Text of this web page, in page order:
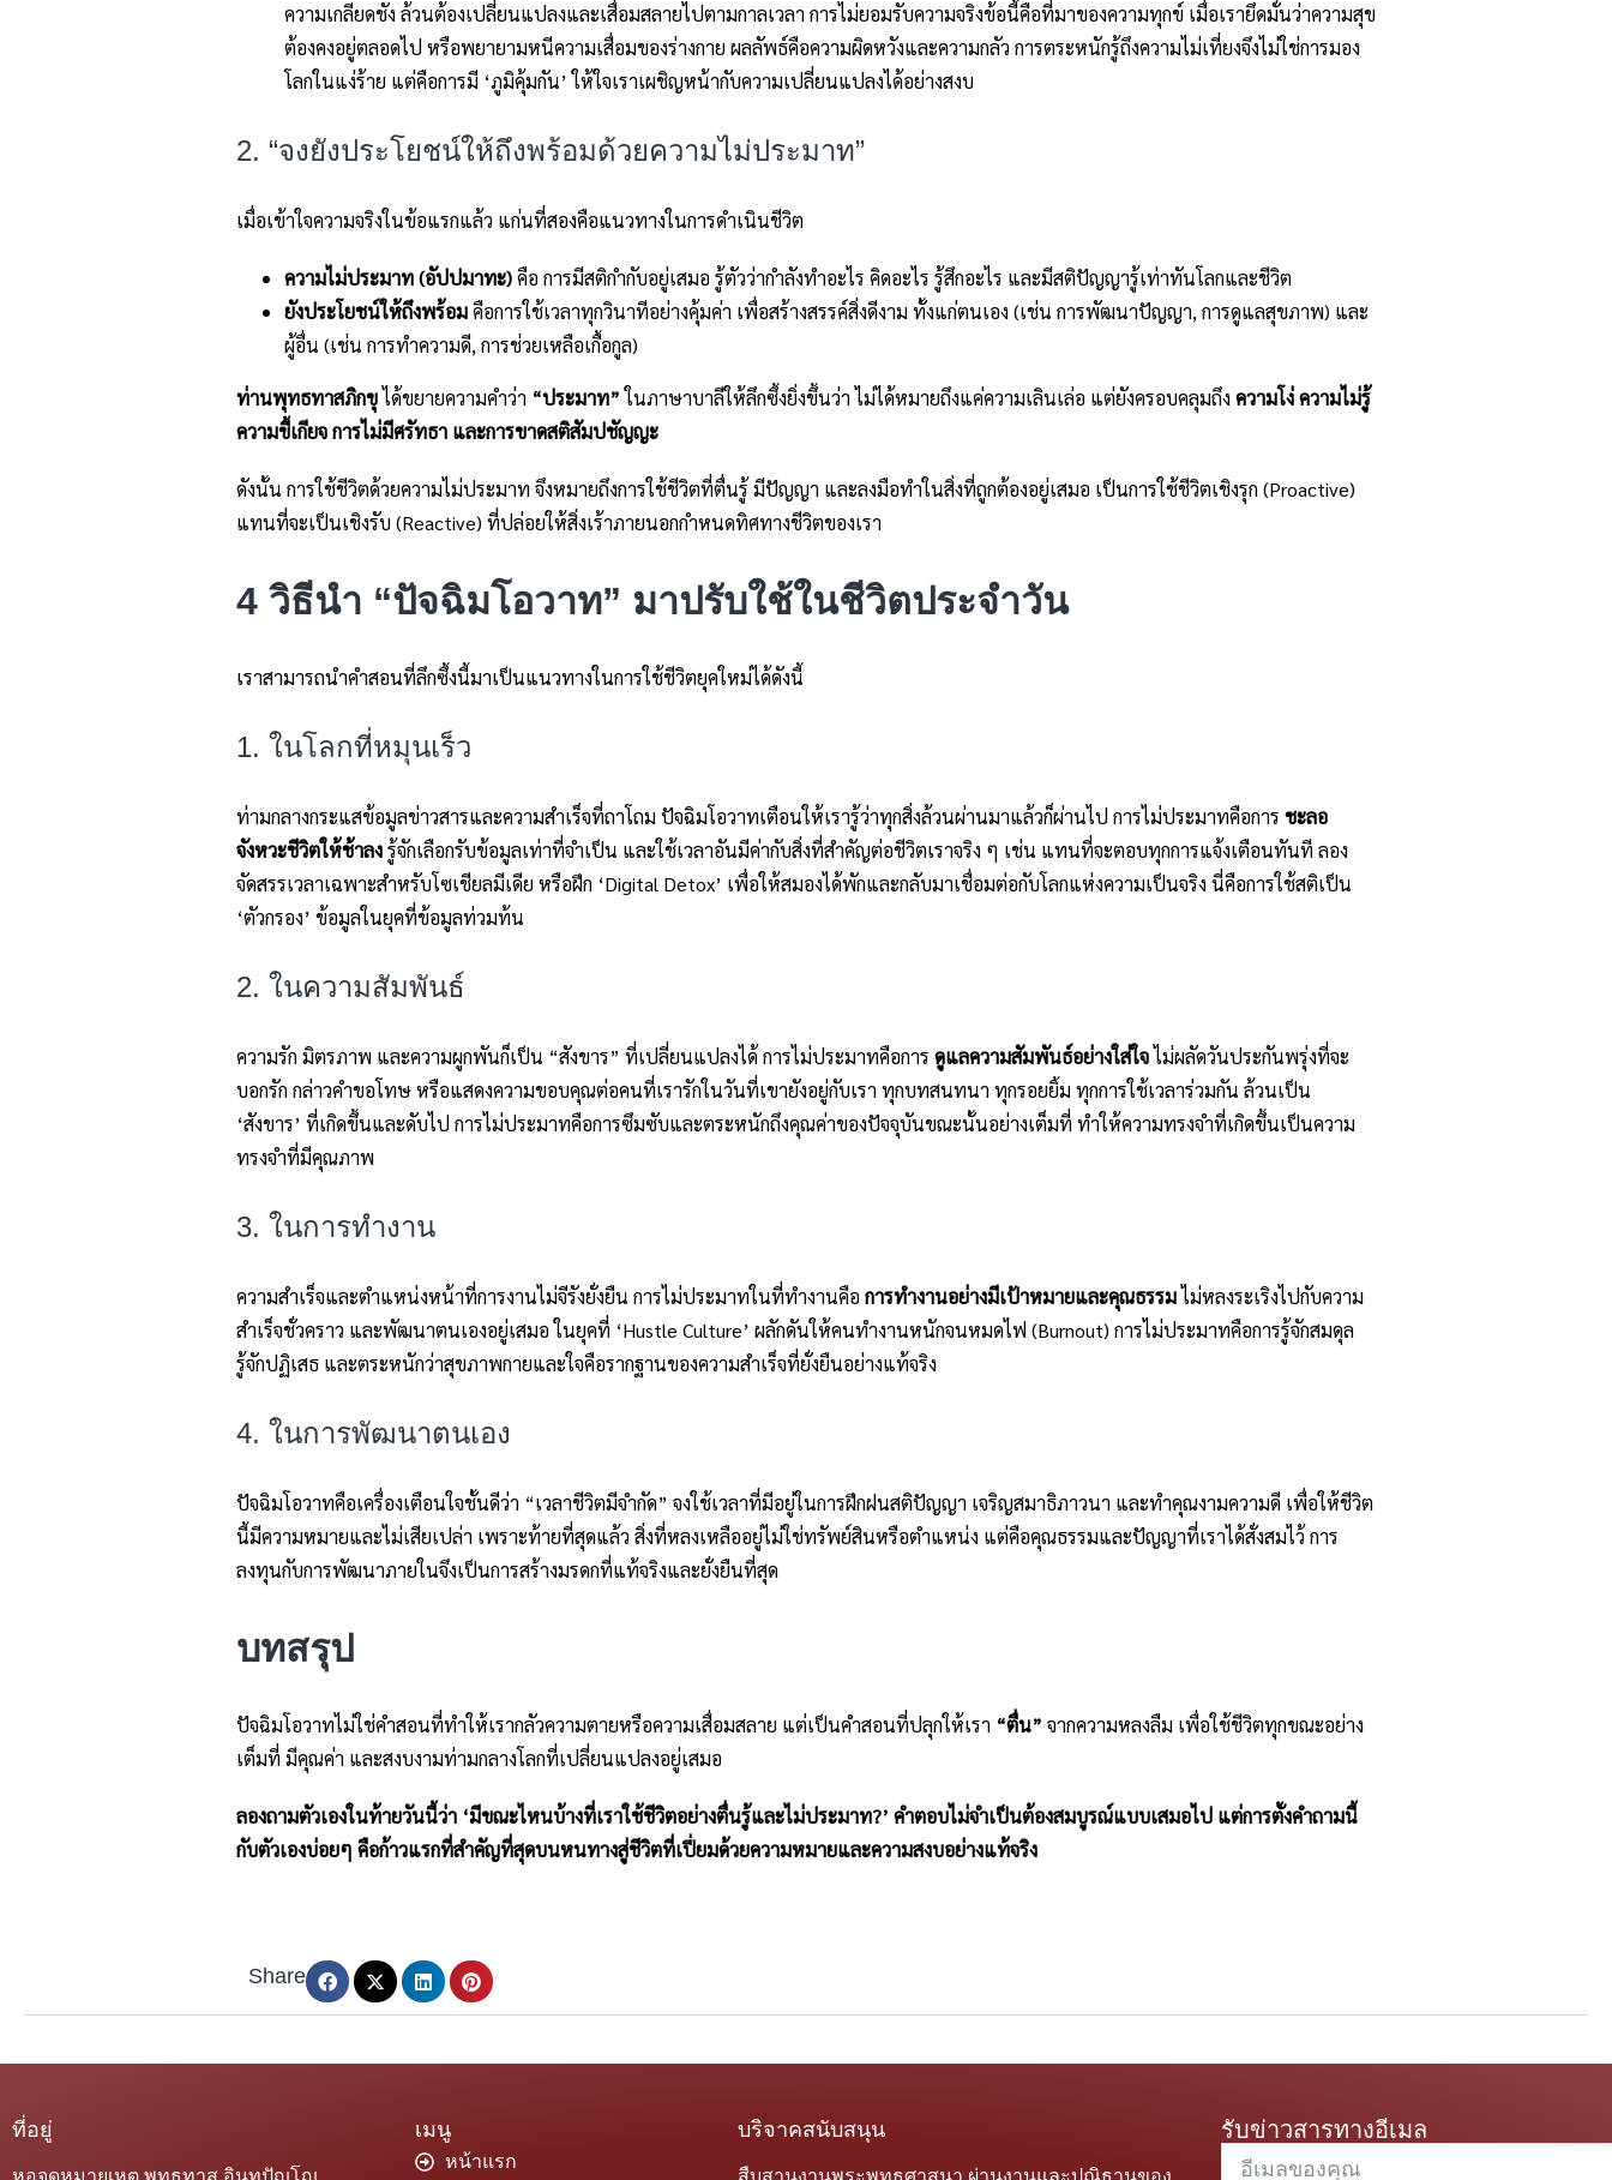
ความเกลียดชัง ล้วนต้องเปลี่ยนแปลงและเสื่อมสลายไปตามกาลเวลา การไม่ยอมรับความจริงข้อนี้คือที่มาของความทุกข์ เมื่อเรายึดมั่นว่าความสุข
ต้องคงอยู่ตลอดไป หรือพยายามหนีความเสื่อมของร่างกาย ผลลัพธ์คือความผิดหวังและความกลัว การตระหนักรู้ถึงความไม่เที่ยงจึงไม่ใช่การมอง
โลกในแง่ร้าย แต่คือการมี ‘ภูมิคุ้มกัน’ ให้ใจเราเผชิญหน้ากับความเปลี่ยนแปลงได้อย่างสงบ
2. “จงยังประโยชน์ให้ถึงพร้อมด้วยความไม่ประมาท”
เมื่อเข้าใจความจริงในข้อแรกแล้ว แก่นที่สองคือแนวทางในการดำเนินชีวิต
ความไม่ประมาท (อัปปมาทะ)คือ การมีสติกำกับอยู่เสมอ รู้ตัวว่ากำลังทำอะไร คิดอะไร รู้สึกอะไร และมีสติปัญญารู้เท่าทันโลกและชีวิต
ยังประโยชน์ให้ถึงพร้อมคือการใช้เวลาทุกวินาทีอย่างคุ้มค่า เพื่อสร้างสรรค์สิ่งดีงาม ทั้งแก่ตนเอง (เช่น การพัฒนาปัญญา, การดูแลสุขภาพ) และ
ผู้อื่น (เช่น การทำความดี, การช่วยเหลือเกื้อกูล)
ท่านพุทธทาสภิกขุได้ขยายความคำว่า “ประมาท”ในภาษาบาลีให้ลึกซึ้งยิ่งขึ้นว่า ไม่ได้หมายถึงแค่ความเลินเล่อ แต่ยังครอบคลุมถึง ความโง่ ความไม่รู้
ความขี้เกียจ การไม่มีศรัทธา และการขาดสติสัมปชัญญะ
ดังนั้น การใช้ชีวิตด้วยความไม่ประมาท จึงหมายถึงการใช้ชีวิตที่ตื่นรู้ มีปัญญา และลงมือทำในสิ่งที่ถูกต้องอยู่เสมอ เป็นการใช้ชีวิตเชิงรุก (Proactive)
แทนที่จะเป็นเชิงรับ (Reactive) ที่ปล่อยให้สิ่งเร้าภายนอกกำหนดทิศทางชีวิตของเรา
4 วิธีนำ “ปัจฉิมโอวาท” มาปรับใช้ในชีวิตประจำวัน
เราสามารถนำคำสอนที่ลึกซึ้งนี้มาเป็นแนวทางในการใช้ชีวิตยุคใหม่ได้ดังนี้
1. ในโลกที่หมุนเร็ว
ท่ามกลางกระแสข้อมูลข่าวสารและความสำเร็จที่ถาโถม ปัจฉิมโอวาทเตือนให้เรารู้ว่าทุกสิ่งล้วนผ่านมาแล้วก็ผ่านไป การไม่ประมาทคือการ ชะลอ
จังหวะชีวิตให้ช้าลงรู้จักเลือกรับข้อมูลเท่าที่จำเป็น และใช้เวลาอันมีค่ากับสิ่งที่สำคัญต่อชีวิตเราจริง ๆ เช่น แทนที่จะตอบทุกการแจ้งเตือนทันที ลอง
จัดสรรเวลาเฉพาะสำหรับโซเชียลมีเดีย หรือฝึก ‘Digital Detox’ เพื่อให้สมองได้พักและกลับมาเชื่อมต่อกับโลกแห่งความเป็นจริง นี่คือการใช้สติเป็น
‘ตัวกรอง’ ข้อมูลในยุคที่ข้อมูลท่วมท้น
2. ในความสัมพันธ์
ความรัก มิตรภาพ และความผูกพันก็เป็น “สังขาร” ที่เปลี่ยนแปลงได้ การไม่ประมาทคือการ ดูแลความสัมพันธ์อย่างใส่ใจไม่ผลัดวันประกันพรุ่งที่จะ
บอกรัก กล่าวคำขอโทษ หรือแสดงความขอบคุณต่อคนที่เรารักในวันที่เขายังอยู่กับเรา ทุกบทสนทนา ทุกรอยยิ้ม ทุกการใช้เวลาร่วมกัน ล้วนเป็น
‘สังขาร’ ที่เกิดขึ้นและดับไป การไม่ประมาทคือการซึมซับและตระหนักถึงคุณค่าของปัจจุบันขณะนั้นอย่างเต็มที่ ทำให้ความทรงจำที่เกิดขึ้นเป็นความ
ทรงจำที่มีคุณภาพ
3. ในการทำงาน
ความสำเร็จและตำแหน่งหน้าที่การงานไม่จีรังยั่งยืน การไม่ประมาทในที่ทำงานคือ การทำงานอย่างมีเป้าหมายและคุณธรรมไม่หลงระเริงไปกับความ
สำเร็จชั่วคราว และพัฒนาตนเองอยู่เสมอ ในยุคที่ ‘Hustle Culture’ ผลักดันให้คนทำงานหนักจนหมดไฟ (Burnout) การไม่ประมาทคือการรู้จักสมดุล
รู้จักปฏิเสธ และตระหนักว่าสุขภาพกายและใจคือรากฐานของความสำเร็จที่ยั่งยืนอย่างแท้จริง
4. ในการพัฒนาตนเอง
ปัจฉิมโอวาทคือเครื่องเตือนใจชั้นดีว่า “เวลาชีวิตมีจำกัด” จงใช้เวลาที่มีอยู่ในการฝึกฝนสติปัญญา เจริญสมาธิภาวนา และทำคุณงามความดี เพื่อให้ชีวิต
นี้มีความหมายและไม่เสียเปล่า เพราะท้ายที่สุดแล้ว สิ่งที่หลงเหลืออยู่ไม่ใช่ทรัพย์สินหรือตำแหน่ง แต่คือคุณธรรมและปัญญาที่เราได้สั่งสมไว้ การ
ลงทุนกับการพัฒนาภายในจึงเป็นการสร้างมรดกที่แท้จริงและยั่งยืนที่สุด
บทสรุป
ปัจฉิมโอวาทไม่ใช่คำสอนที่ทำให้เรากลัวความตายหรือความเสื่อมสลาย แต่เป็นคำสอนที่ปลุกให้เรา “ตื่น” จากความหลงลืม เพื่อใช้ชีวิตทุกขณะอย่าง
เต็มที่ มีคุณค่า และสงบงามท่ามกลางโลกที่เปลี่ยนแปลงอยู่เสมอ
ลองถามตัวเองในท้ายวันนี้ว่า ‘มีขณะไหนบ้างที่เราใช้ชีวิตอย่างตื่นรู้และไม่ประมาท?’ คำตอบไม่จำเป็นต้องสมบูรณ์แบบเสมอไป แต่การตั้งคำถามนี้
กับตัวเองบ่อยๆ คือก้าวแรกที่สำคัญที่สุดบนหนทางสู่ชีวิตที่เปี่ยมด้วยความหมายและความสงบอย่างแท้จริง
Share
ที่อยู่ เมนู
หน้าแรก
บริจาคสนับสนุน รับข่าวสารทางอีเมล